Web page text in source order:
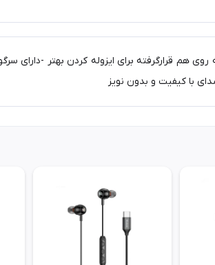
با کیفیت و بدون نویز